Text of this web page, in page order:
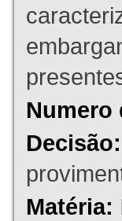
Numero
Decisão:
Matéria: